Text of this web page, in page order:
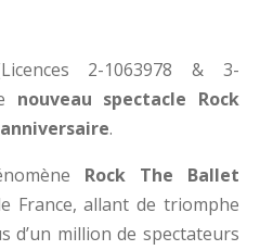
2-1063978 & 3-
nouveau spectacle Rock
.
Rock The Ballet
France, allant de triomphe
d’un million de spectateurs